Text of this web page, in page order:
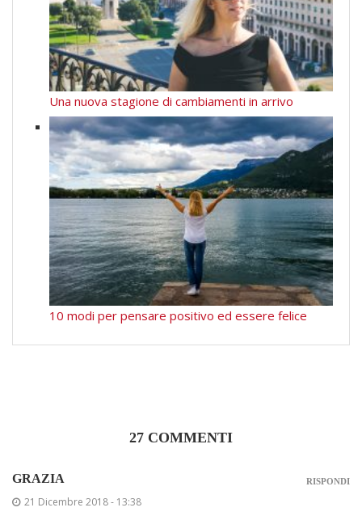
Una nuova stagione di cambiamenti in arrivo
10 modi per pensare positivo ed essere felice
27 COMMENTI
GRAZIA
21 Dicembre 2018 - 13:38
RISPONDI